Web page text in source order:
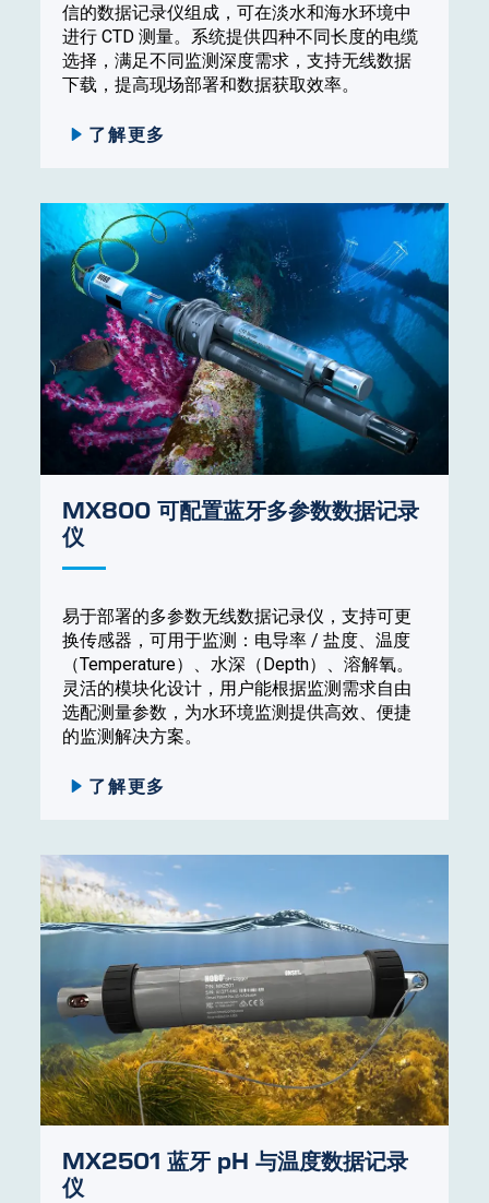
信的数据记录仪组成，可在淡水和海水环境中
进行 CTD 测量。系统提供四种不同长度的电缆
选择，满足不同监测深度需求，支持无线数据
下载，提高现场部署和数据获取效率。
了解更多
MX800 可配置蓝牙多参数数据记录
仪
易于部署的多参数无线数据记录仪，支持可更
换传感器，可用于监测：电导率 / 盐度、温度
（Temperature）、水深（Depth）、溶解氧。
灵活的模块化设计，用户能根据监测需求自由
选配测量参数，为水环境监测提供高效、便捷
的监测解决方案。
了解更多
MX2501 蓝牙 pH 与温度数据记录
仪